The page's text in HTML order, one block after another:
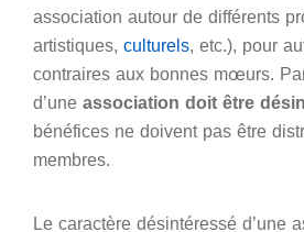
association autour de différents
artistiques, culturels, etc.), pour
contraires aux bonnes mœurs.
d’une association doit être
bénéfices ne doivent pas être
membres.
Le caractère désintéressé d’une